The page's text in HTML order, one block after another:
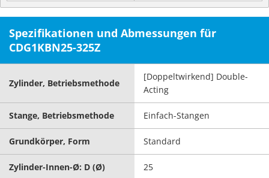
Spezifikationen und Abmessungen für
CDG1KBN25-325Z
Zylinder, Betriebsmethode
[Doppeltwirkend] Double-
Acting
Stange, Betriebsmethode Einfach-Stangen
Grundkörper, Form Standard
Zylinder-Innen-Ø: D (Ø) 25